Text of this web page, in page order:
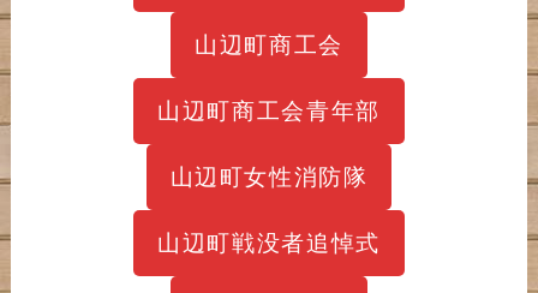
山辺町商工会
山辺町商工会青年部
山辺町女性消防隊
山辺町戦没者追悼式